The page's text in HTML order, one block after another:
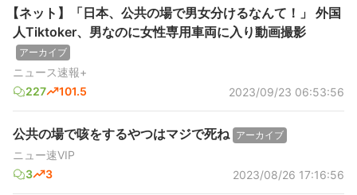
【ネット】「日本、公共の場で男女分けるなんて！」 外国
人Tiktoker、男なのに女性専用車両に入り動画撮影
アーカイブ
ニュース速報+
227
101.5 2023/09/23 06:53:56
公共の場で咳をするやつはマジで死ね アーカイブ
ニュー速VIP
3
3 2023/08/26 17:16:56